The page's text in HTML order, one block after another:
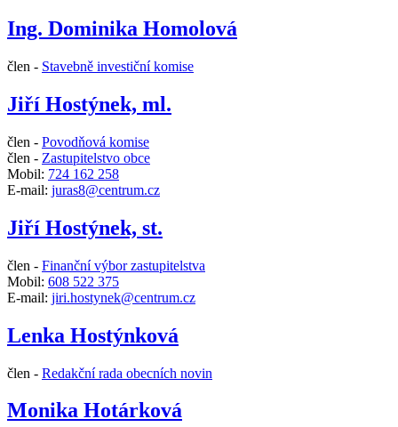
Ing. Dominika Homolová
člen - Stavebně investiční komise
Jiří Hostýnek, ml.
člen - Povodňová komise
člen - Zastupitelstvo obce
Mobil: 724 162 258
E-mail: juras8@centrum.cz
Jiří Hostýnek, st.
člen - Finanční výbor zastupitelstva
Mobil: 608 522 375
E-mail: jiri.hostynek@centrum.cz
Lenka Hostýnková
člen - Redakční rada obecních novin
Monika Hotárková